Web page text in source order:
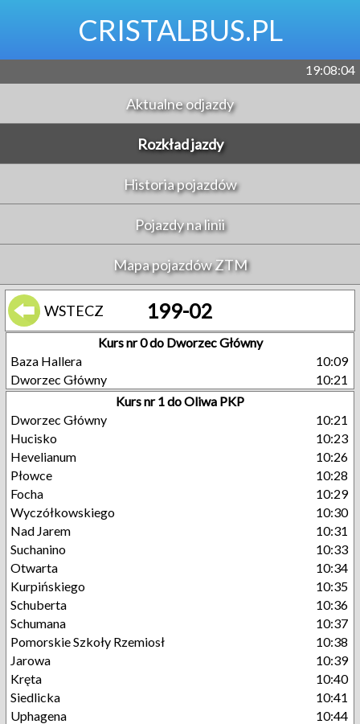
CRISTALBUS.PL
19:08:05
Aktualne odjazdy
Rozkład jazdy
Historia pojazdów
Pojazdy na linii
Mapa pojazdów ZTM
WSTECZ 199-02
Kurs nr 0 do Dworzec Główny
Baza Hallera
10:09
Dworzec Główny
10:21
Kurs nr 1 do Oliwa PKP
Dworzec Główny
10:21
Hucisko
10:23
Hevelianum
10:26
Płowce
10:28
Focha
10:29
Wyczółkowskiego
10:30
Nad Jarem
10:31
Suchanino
10:33
Otwarta
10:34
Kurpińskiego
10:35
Schuberta
10:36
Schumana
10:37
Pomorskie Szkoły Rzemiosł
10:38
Jarowa
10:39
Kręta
10:40
Siedlicka
10:41
Uphagena
10:44